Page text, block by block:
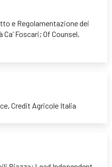
e Regolamentazione dei
Foscari; Of Counsel,
Credit Agricole Italia